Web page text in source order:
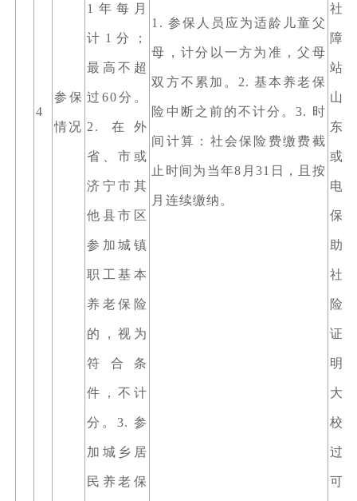
4
参保
情况
1年每月
计1分；
最高不超
过60分。
2. 在外
省、市或
济宁市其
他县市区
参加城镇
职工基本
养老保险
的，视为
符合条
件，不计
分。3. 参
加城乡居
民养老保
1. 参保人员应为适龄儿童父
母，计分以一方为准，父母
双方不累加。2. 基本养老保
险中断之前的不计分。3. 时
间计算：社会保险费缴费截
止时间为当年8月31日，且按
月连续缴纳。
社
障
站
山
东
或
电
保
助
社
险
证
明
大
校
过
可